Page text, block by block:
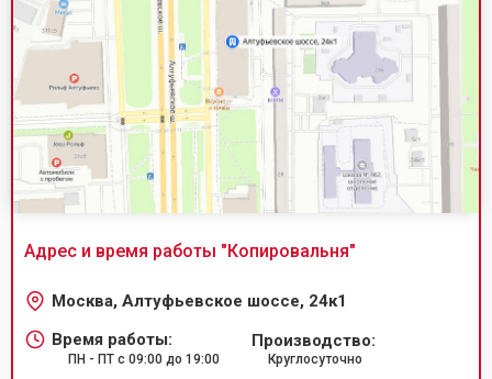
Адрес и время работы "Копировальня"
Москва, Алтуфьевское шоссе, 24к1
Время работы:
ПН - ПТ с 09:00 до 19:00
Производство:
Круглосуточно